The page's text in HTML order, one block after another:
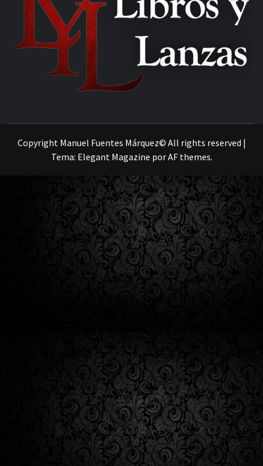
Copyright Manuel Fuentes Márquez© All rights reserved |
Tema: Elegant Magazine porAF themes.